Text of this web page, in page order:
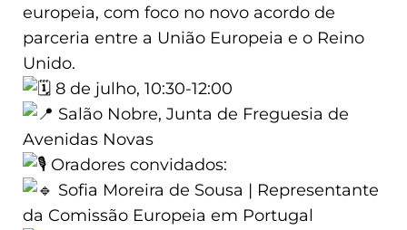
europeia, com foco no novo acordo de
parceria entre a União Europeia e o Reino
Unido.
8 de julho, 10:30-12:00
Salão Nobre, Junta de Freguesia de
Avenidas Novas
Oradores convidados:
Sofia Moreira de Sousa | Representante
da Comissão Europeia em Portugal